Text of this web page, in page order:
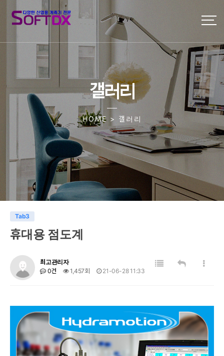
갤러리
HOME > 갤러리
Tab3
휴대용 점도계
최고관리자
0건
1,457회 21-06-28 11:33